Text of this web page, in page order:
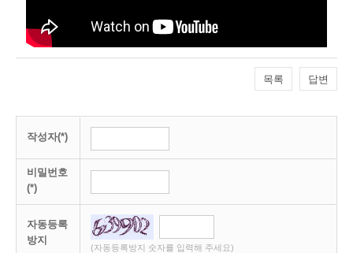
목록 답변
작성자(*)
비밀번호
(*)
자동등록
방지
(자동등록방지 숫자를 입력해 주세요)